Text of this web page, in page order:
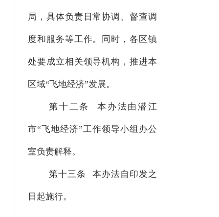
局，具体负责日常协调、督查调
度和服务等工作。同时，各区镇
处要成立相关领导机构，推进本
区域“ 飞地经济”发展。
第十二条 本办法由潜江
市“飞地经济”工作领导小组办公
室负责解释。
第十三条 本办法自印发之
日起施行。